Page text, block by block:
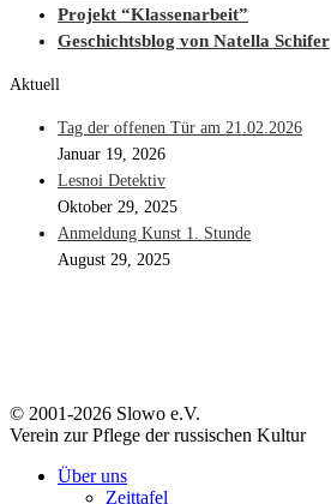
Projekt “Klassenarbeit”
Geschichtsblog von Natella Schifer
Aktuell
Tag der offenen Tür am 21.02.2026
Januar 19, 2026
Lesnoi Detektiv
Oktober 29, 2025
Anmeldung Kunst 1. Stunde
August 29, 2025
© 2001-2026 Slowo e.V.
Verein zur Pflege der russischen Kultur
Über uns
Zeittafel